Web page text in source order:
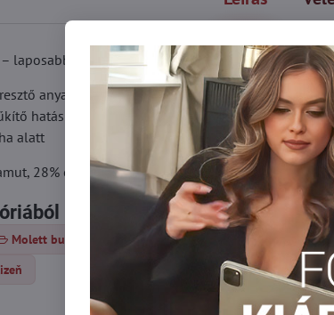
laposabb has, karcsúbb derék és tökéletes sziluett.
anyag
hatás
alatt
28% elasztán
Molett bugyi xl/xxl Női fehérneműk